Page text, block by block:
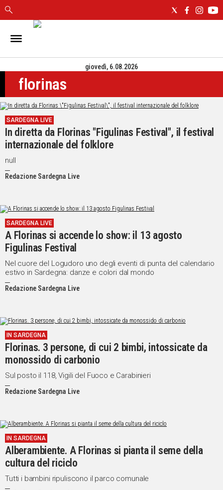
IN
CAGLIARI
SASSARI
NUORO
ORISTANO
SULCIS
GALLURA
OGLIASTRA
MEDIO
CAMPIDANO
NOTIZIE
POLITICA
IN
ITALIA
NEL
MONDO
VIDEO
Vai
WHATSAPP
Social
giovedì, 6.08.2026
florinas
SARDEGNA LIVE
In diretta da Florinas "Figulinas Festival", il festival
internazionale del folklore
null
Redazione Sardegna Live
SARDEGNA LIVE
A Florinas si accende lo show: il 13 agosto
Figulinas Festival
Nel cuore del Logudoro uno degli eventi di punta del calendario
estivo in Sardegna: danze e colori dal mondo
Redazione Sardegna Live
IN SARDEGNA
Florinas. 3 persone, di cui 2 bimbi, intossicate da
monossido di carbonio
Sul posto il 118, Vigili del Fuoco e Carabinieri
Redazione Sardegna Live
IN SARDEGNA
Alberambiente. A Florinas si pianta il seme della
cultura del riciclo
Tutti i bambini ripuliscono il parco comunale